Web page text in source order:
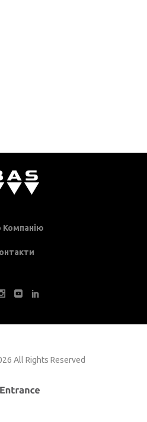
Компанію
All Rights Reserved